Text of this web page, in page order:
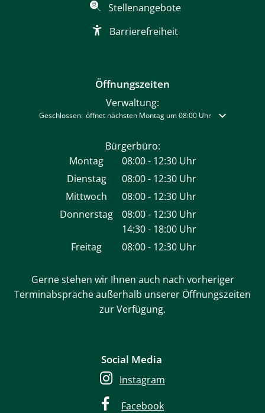
Stellenangebote
Barrierefreiheit
Öffnungszeiten
Verwaltung:
Klicken, um weitere Öffnungs- oder Schließzeiten auszublenden
Geschlossen: öffnet nächsten Montag um 08:00 Uhr
Bürgerbüro:
Montag
08:00- 12:30 Uhr
Von 08:00 bis 12:30 Uhr
Dienstag 08:00- 12:30 Uhr
Von 08:00 bis 12:30 Uhr
Mittwoch 08:00- 12:30 Uhr
Von 08:00 bis 12:30 Uhr
Donnerstag 08:00- 12:30 Uhr
Von 08:00 bis 12:30 Uhr
14:30- 18:00 Uhr
Von 14:30 bis 18:00 Uhr
Freitag 08:00- 12:30 Uhr
Gerne stehen wir Ihnen auch nach vorheriger
Terminabsprache außerhalb unserer Öffnungszeiten
zur Verfügung.
Social Media
Instagram
Facebook